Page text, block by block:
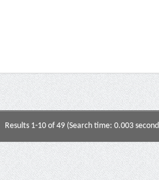
Results 1-10 of 49 (Search time: 0.003